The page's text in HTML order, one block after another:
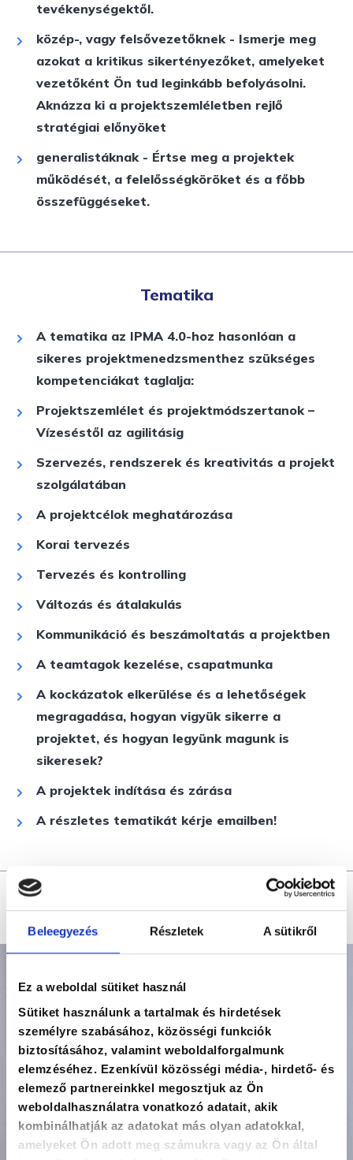
Beleegyezés Részletek A sütikről
Ez a weboldal sütiket használ
Sütiket használunk a tartalmak és hirdetések
személyre szabásához, közösségi funkciók
biztosításához, valamint weboldalforgalmunk
elemzéséhez. Ezenkívül közösségi média-, hirdető- és
elemező partnereinkkel megosztjuk az Ön
weboldalhasználatra vonatkozó adatait, akik
kombinálhatják az adatokat más olyan adatokkal,
amelyeket Ön adott meg számukra vagy az Ön által
tevékenységektől.
közép-, vagy felsővezetőknek - Ismerje meg
azokat a kritikus sikertényezőket, amelyeket
vezetőként Ön tud leginkább befolyásolni.
Aknázza ki a projektszemléletben rejlő
stratégiai előnyöket
generalistáknak - Értse meg a projektek
működését, a felelősségköröket és a főbb
összefüggéseket.
Tematika
A tematika az IPMA 4.0-hoz hasonlóan a
sikeres projektmenedzsmenthez szükséges
kompetenciákat taglalja:
Projektszemlélet és projektmódszertanok –
Vízeséstől az agilitásig
Szervezés, rendszerek és kreativitás a projekt
szolgálatában
A projektcélok meghatározása
Korai tervezés
Tervezés és kontrolling
Változás és átalakulás
Kommunikáció és beszámoltatás a projektben
A teamtagok kezelése, csapatmunka
A kockázatok elkerülése és a lehetőségek
megragadása, hogyan vigyük sikerre a
projektet, és hogyan legyünk magunk is
sikeresek?
A projektek indítása és zárása
A részletes tematikát kérje emailben!
Oktató